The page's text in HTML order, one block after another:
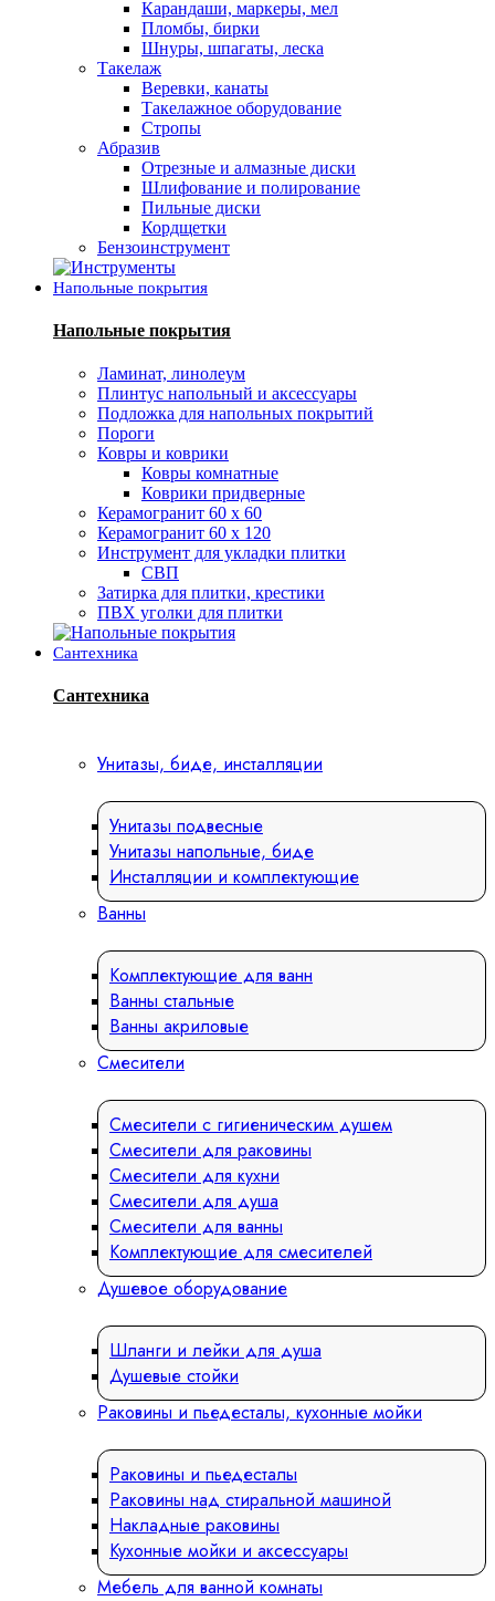
Карандаши, маркеры, мел
Пломбы, бирки
Шнуры, шпагаты, леска
Такелаж
Веревки, канаты
Такелажное оборудование
Стропы
Абразив
Отрезные и алмазные диски
Шлифование и полирование
Пильные диски
Кордщетки
Бензоинструмент
Напольные покрытия
Напольные покрытия
Ламинат, линолеум
Плинтус напольный и аксессуары
Подложка для напольных покрытий
Пороги
Ковры и коврики
Ковры комнатные
Коврики придверные
Керамогранит 60 х 60
Керамогранит 60 х 120
Инструмент для укладки плитки
СВП
Затирка для плитки, крестики
ПВХ уголки для плитки
Сантехника
Сантехника
Унитазы, биде, инсталляции
Унитазы подвесные
Унитазы напольные, биде
Инсталляции и комплектующие
Ванны
Комплектующие для ванн
Ванны стальные
Ванны акриловые
Смесители
Смесители с гигиеническим душем
Смесители для раковины
Смесители для кухни
Смесители для душа
Смесители для ванны
Комплектующие для смесителей
Душевое оборудование
Шланги и лейки для душа
Душевые стойки
Раковины и пьедесталы, кухонные мойки
Раковины и пьедесталы
Раковины над стиральной машиной
Накладные раковины
Кухонные мойки и аксессуары
Мебель для ванной комнаты